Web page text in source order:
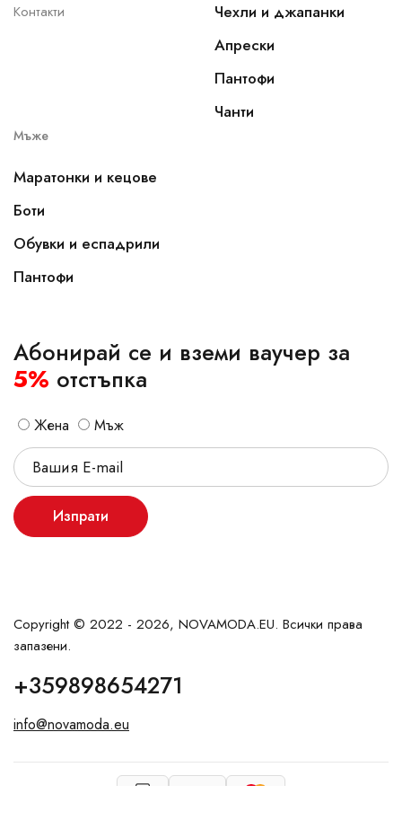
Контакти
Чехли и джапанки
Апрески
Пантофи
Чанти
Мъже
Маратонки и кецове
Боти
Обувки и еспадрили
Пантофи
Абонирай се и вземи ваучер за
5% отстъпка
Жена Мъж
Изпрати
Copyright © 2022 - 2026, NOVAMODA.EU. Всички права
запазени.
+359898654271
info@novamoda.eu